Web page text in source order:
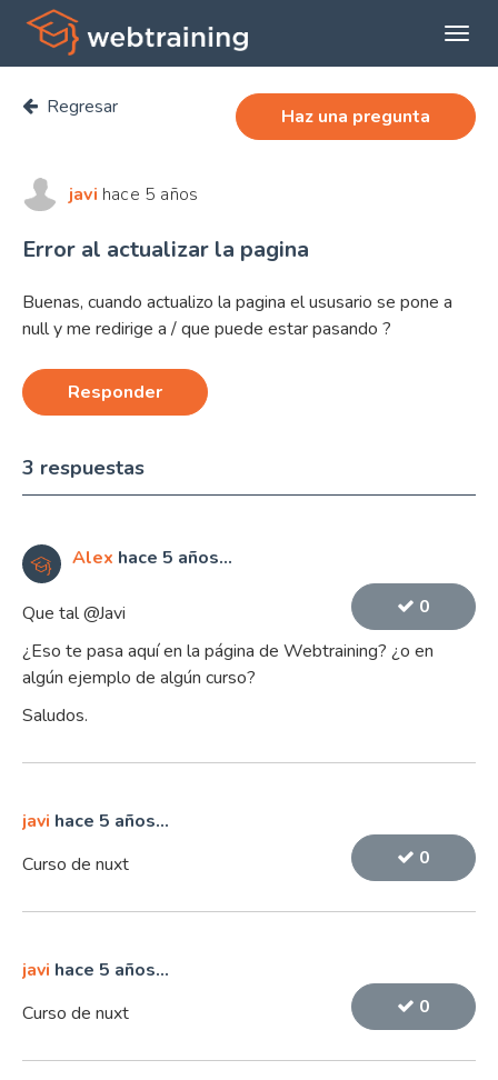
Regresar Haz una pregunta
javi hace 5 años
Error al actualizar la pagina
Buenas, cuando actualizo la pagina el ususario se pone a
null y me redirige a / que puede estar pasando ?
Responder
3 respuestas
Alex hace 5 años...
0
Que tal @Javi
¿Eso te pasa aquí en la página de Webtraining? ¿o en
algún ejemplo de algún curso?
Saludos.
javi hace 5 años...
0
Curso de nuxt
javi hace 5 años...
0
Curso de nuxt